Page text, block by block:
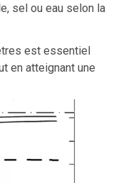
sel ou eau selon la
est essentiel
en atteignant une